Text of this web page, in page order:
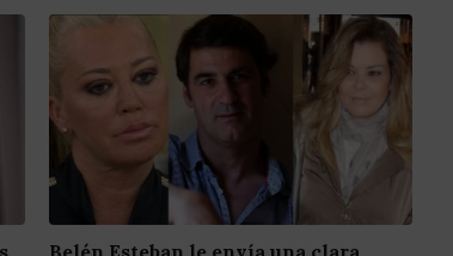
Belén Esteban le envía una clara